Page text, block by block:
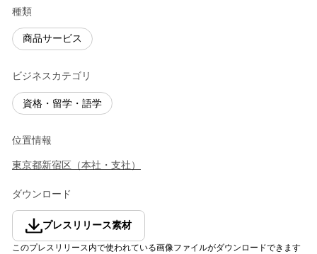
種類
商品サービス
ビジネスカテゴリ
資格・留学・語学
位置情報
東京都新宿区 （本社・支社 ）
ダウンロード
プレスリリース素材
このプレスリリース内で使われている画像ファイルがダウンロードできます